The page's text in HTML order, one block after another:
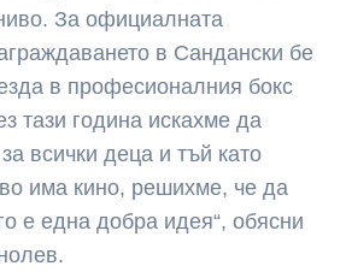
За официалната
в Сандански бе
в професионалния бокс
тази година искахме да
всички деца и тъй като
има кино, решихме, че да
е една добра идея“, обясни